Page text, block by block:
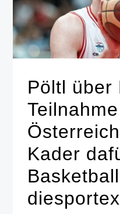
Pöltl über
Kader